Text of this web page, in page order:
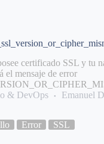
certificado SSL y tu
el mensaje de error
& DevOps
Emanuel
Error SSL